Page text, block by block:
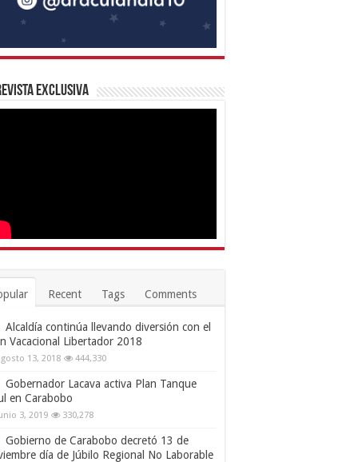
Exclusiva
Recent Tags Comments
Alcaldía continúa llevando diversión con el
Vacacional Libertador 2018
13, 2018 444,330
Gobernador Lacava activa Plan Tanque
en Carabobo
3, 2019 330,278
Gobierno de Carabobo decretó 13 de
día de Júbilo Regional No Laborable